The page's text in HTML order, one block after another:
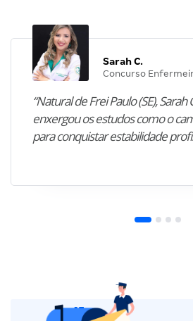
Sarah C.
Concurso
“Natural de Frei Paulo (SE),
enxergou os estudos como o
para conquistar estabilidade